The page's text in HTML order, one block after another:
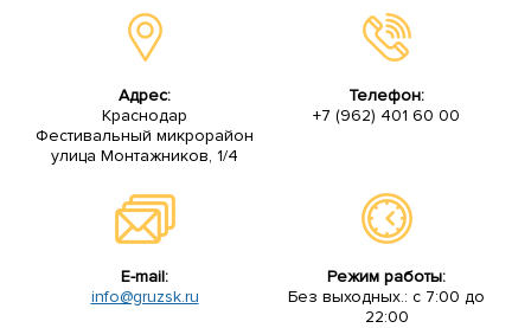
Адрес:
Краснодар
Фестивальный микрорайон
улица Монтажников, 1/4
Телефон:
+7 (962) 401 60 00
E-mail:
info@gruzsk.ru
Режим работы:
Без выходных.: с 7:00 до
22:00